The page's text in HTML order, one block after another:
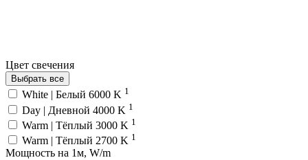
Цвет свечения
Выбрать все
White | Белый 6000 K 1
Day | Дневной 4000 K 1
Warm | Тёплый 3000 K 1
Warm | Тёплый 2700 K 1
Мощность на 1м, W/m